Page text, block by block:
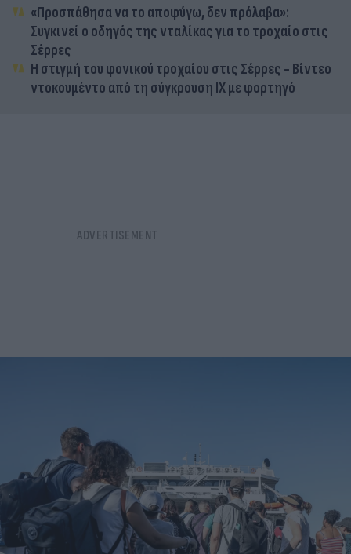
«Προσπάθησα να το αποφύγω, δεν πρόλαβα»:
Συγκινεί ο οδηγός της νταλίκας για το τροχαίο στις
Σέρρες
Η στιγμή του φονικού τροχαίου στις Σέρρες - Βίντεο
ντοκουμέντο από τη σύγκρουση ΙΧ με φορτηγό